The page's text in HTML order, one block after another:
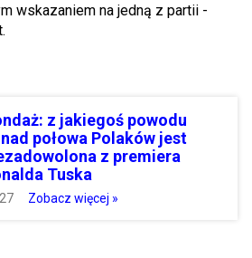
wskazaniem na jedną z partii -
z jakiegoś powodu
połowa Polaków jest
z premiera
Tuska
27 Zobacz więcej »